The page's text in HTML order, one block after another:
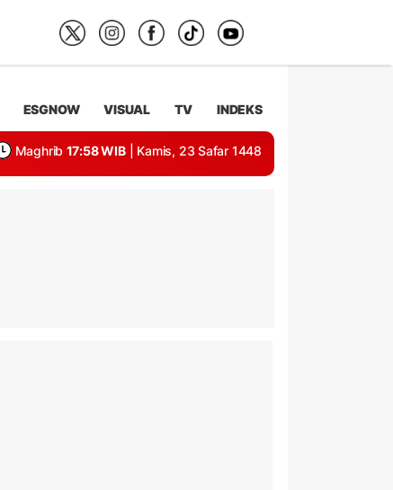
ESGNOW VISUAL TV INDEKS
Maghrib 17:58 WIB | Kamis, 23 Safar 1448